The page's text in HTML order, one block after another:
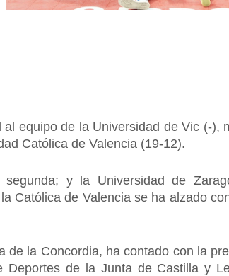
equipo de la Universidad de Vic (-),
Católica de Valencia (19-12).
y la Universidad de
Católica de Valencia se ha alzado
de la Concordia, ha contado con la
de la Junta de Castilla y